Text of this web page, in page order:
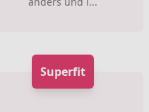
Superfit